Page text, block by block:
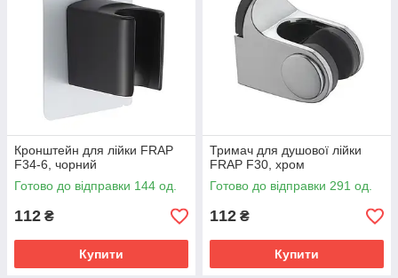
Кронштейн для лійки FRAP
F34-6, чорний
Готово до відправки 144 од.
112 ₴
Купити
Тримач для душової лійки
FRAP F30, хром
Готово до відправки 291 од.
112 ₴
Купити